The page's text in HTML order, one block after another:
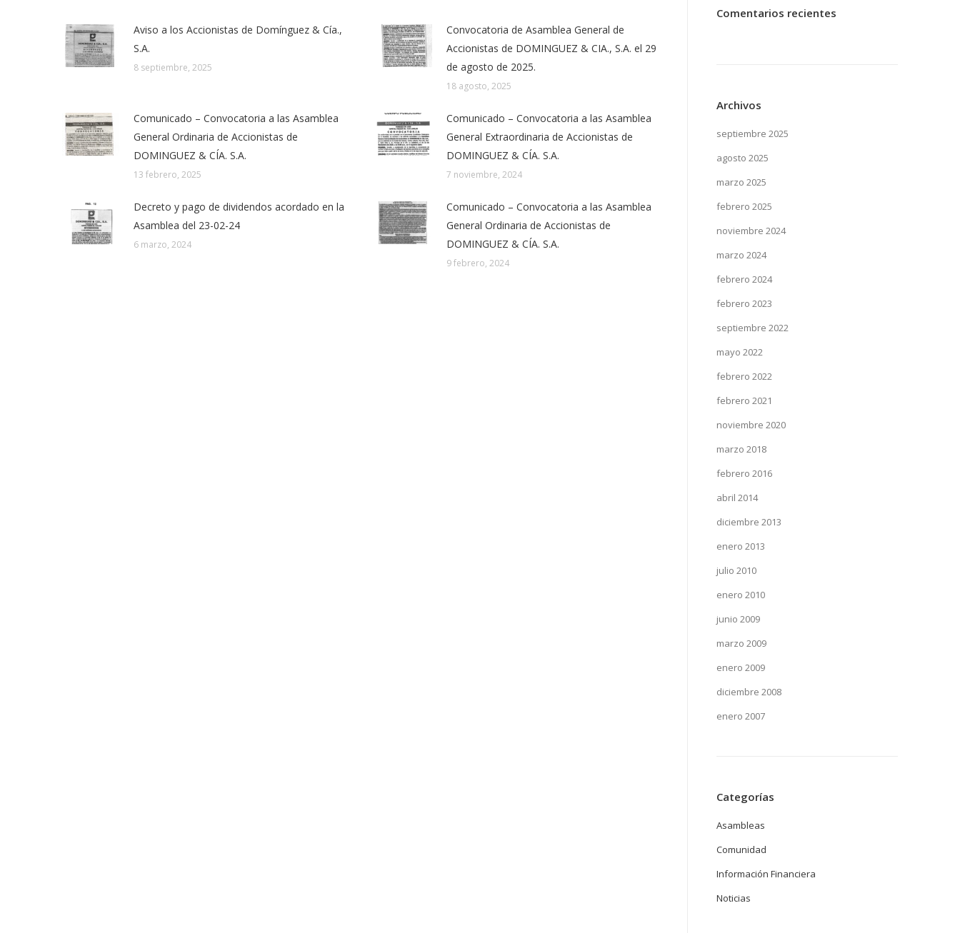
Aviso a los Accionistas de Domínguez & Cía.,
S.A.
8 septiembre, 2025
Convocatoria de Asamblea General de
Accionistas de DOMINGUEZ & CIA., S.A. el 29
de agosto de 2025.
18 agosto, 2025
Comunicado – Convocatoria a las Asamblea
General Ordinaria de Accionistas de
DOMINGUEZ & CÍA. S.A.
13 febrero, 2025
Comunicado – Convocatoria a las Asamblea
General Extraordinaria de Accionistas de
DOMINGUEZ & CÍA. S.A.
7 noviembre, 2024
Decreto y pago de dividendos acordado en la
Asamblea del 23-02-24
6 marzo, 2024
Comunicado – Convocatoria a las Asamblea
General Ordinaria de Accionistas de
DOMINGUEZ & CÍA. S.A.
9 febrero, 2024
Comentarios recientes
Archivos
septiembre 2025
agosto 2025
marzo 2025
febrero 2025
noviembre 2024
marzo 2024
febrero 2024
febrero 2023
septiembre 2022
mayo 2022
febrero 2022
febrero 2021
noviembre 2020
marzo 2018
febrero 2016
abril 2014
diciembre 2013
enero 2013
julio 2010
enero 2010
junio 2009
marzo 2009
enero 2009
diciembre 2008
enero 2007
Categorías
Asambleas
Comunidad
Información Financiera
Noticias